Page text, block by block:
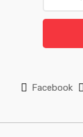
a
l
Facebook